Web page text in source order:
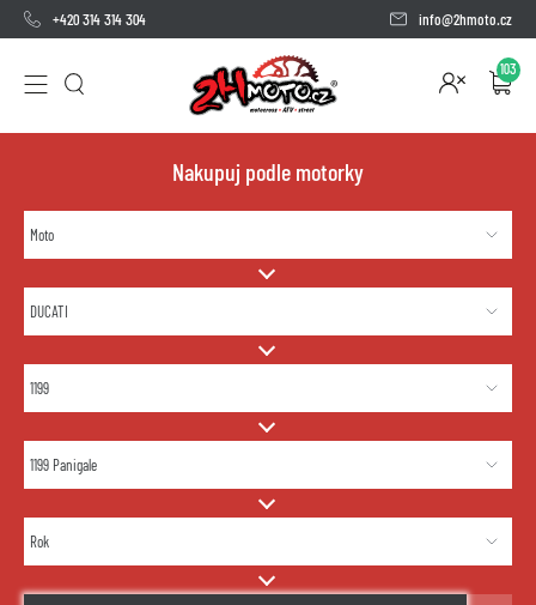
+420 314 314 304 info@2hmoto.cz
103
Nakupuj podle motorky